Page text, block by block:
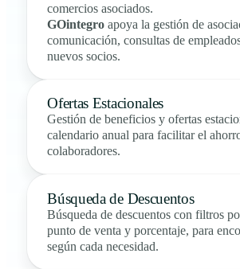
comercios asociados.
GOintegro apoya la gestión de
comunicación, consultas de
nuevos socios.
Ofertas Estacionales
Gestión de beneficios y ofertas
calendario anual para facilitar el
colaboradores.
Búsqueda de Descuentos
Búsqueda de descuentos con filtros
punto de venta y porcentaje, para
según cada necesidad.